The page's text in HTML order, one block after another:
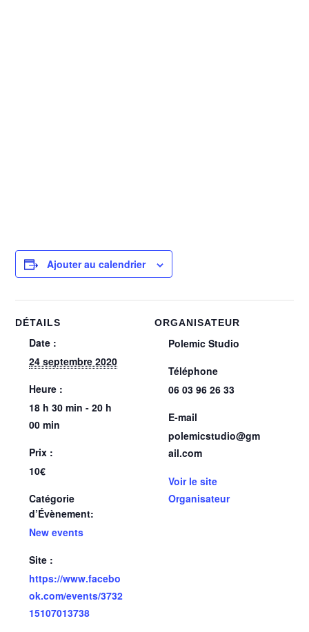
Ajouter au calendrier
DÉTAILS
Date :
24 septembre 2020
Heure :
18 h 30 min - 20 h
00 min
Prix :
10€
Catégorie
d’Évènement:
New events
Site :
https://www.facebo
ok.com/events/3732
15107013738
ORGANISATEUR
Polemic Studio
Téléphone
06 03 96 26 33
E-mail
polemicstudio@gm
ail.com
Voir le site
Organisateur